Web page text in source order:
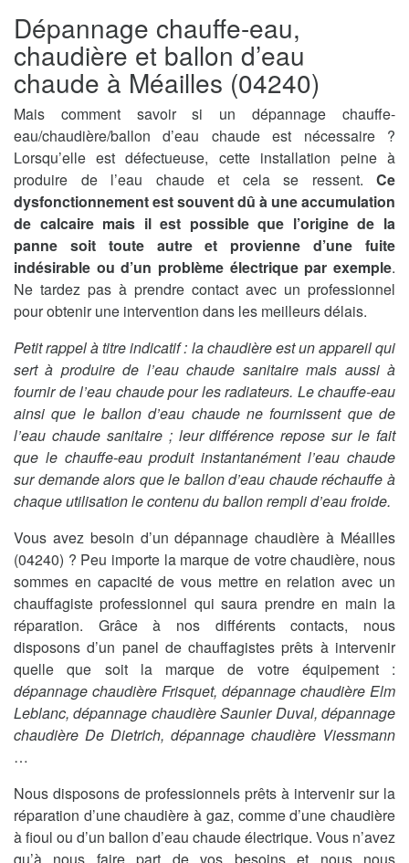
Dépannage chauffe-eau,
chaudière et ballon d’eau
chaude à Méailles (04240)
Mais comment savoir si un dépannage chauffe-
eau/chaudière/ballon d’eau chaude est nécessaire ?
Lorsqu’elle est défectueuse, cette installation peine à
produire de l’eau chaude et cela se ressent. Ce
dysfonctionnement est souvent dû à une accumulation
de calcaire mais il est possible que l’origine de la
panne soit toute autre et provienne d’une fuite
indésirable ou d’un problème électrique par exemple.
Ne tardez pas à prendre contact avec un professionnel
pour obtenir une intervention dans les meilleurs délais.
Petit rappel à titre indicatif : la chaudière est un appareil qui
sert à produire de l’eau chaude sanitaire mais aussi à
fournir de l’eau chaude pour les radiateurs. Le chauffe-eau
ainsi que le ballon d’eau chaude ne fournissent que de
l’eau chaude sanitaire ; leur différence repose sur le fait
que le chauffe-eau produit instantanément l’eau chaude
sur demande alors que le ballon d’eau chaude réchauffe à
chaque utilisation le contenu du ballon rempli d’eau froide.
Vous avez besoin d’un dépannage chaudière à Méailles
(04240) ? Peu importe la marque de votre chaudière, nous
sommes en capacité de vous mettre en relation avec un
chauffagiste professionnel qui saura prendre en main la
réparation. Grâce à nos différents contacts, nous
disposons d’un panel de chauffagistes prêts à intervenir
quelle que soit la marque de votre équipement :
dépannage chaudière Frisquet, dépannage chaudière Elm
Leblanc, dépannage chaudière Saunier Duval, dépannage
chaudière De Dietrich, dépannage chaudière Viessmann
…
Nous disposons de professionnels prêts à intervenir sur la
réparation d’une chaudière à gaz, comme d’une chaudière
à fioul ou d’un ballon d’eau chaude électrique. Vous n’avez